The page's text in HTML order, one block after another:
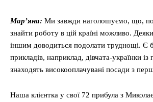
Мар’яна: Ми завжди наголошуємо, що,
знайти роботу в цій країні можливо.
іншим доводиться подолати труднощі. Є
прикладів, наприклад, дівчата-українки
знаходять високооплачувані посади з
Наша клієнтка у свої 72 прибула з